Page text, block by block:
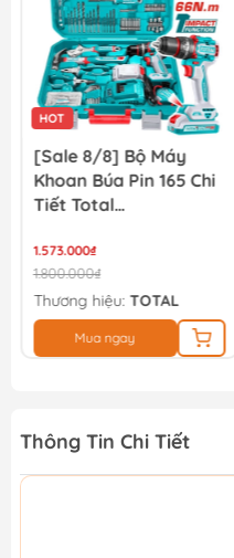
HOT
[Sale 8/8] Bộ Máy
Khoan Búa Pin 165 Chi
Tiết Total
1.573.000₫
1.800.000₫
Thương hiệu: TOTAL
Mua ngay
Thông Tin Chi Tiết